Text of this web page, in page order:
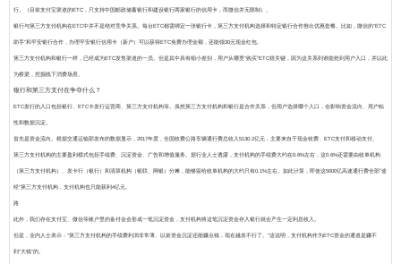
行。（目前支付宝渠道的ETC，只支持中国邮政储蓄银行和建设银行两家银行的信用卡，而微信并无限制）。
银行与第三方支付机构在ETC中并不是绝对竞争关系。 每台ETC都需绑定一张银行卡，第三方支付机构选择和特定银行合作推出优惠套餐。比如，微信的“ETC
助手”和平安银行合作，办理平安银行信用卡（新户）可以获得ETC免费办理金额，还能领30元现金红包。
第三方支付机构和银行一样，已经成为ETC发售渠道的一员。 但是其中具有细小差别，用户从哪里“购买”ETC很关键，因为这关系到谁能抢到用户入口，并以此
为桥梁，挖掘线下消费场景。
银行和第三方支付在争夺什么？
ETC发行的入口包括银行、ETC卡发行运营商、第三方支付机构等。虽然第三方支付机构和银行是合作关系， 但用户选择哪个入口，会影响资金流向、用户粘
性和数据沉淀。
首先是资金流向。 根据交通运输部发布的数据显示，2017年度，全国收费公路车辆通行费总收入5130.2亿元，主要来自于现金收费、ETC支付和移动支付。
第三方支付机构的主要盈利模式包括手续费、沉淀资金、广告和增值服务。据行业人士透露，支付机构的手续费大约在0.6%左右，这0.6%还需要由收单机构
（第三方支付机构）、发卡行（银行）和清算机构（银联、网银）分摊，能够留给收单机构的大约只有0.1%左右。如此计算，即使这5000亿高速通行费全部“途
经”第三方支付机构，支付机构也只能获利4亿元。
路
此外，我们存在支付宝、微信等账户里的备付金会形成一笔沉淀资金，支付机构将这笔沉淀资金存入银行就会产生一定利息收入。
但是，业内人士表示：“第三方支付机构的手续费利润非常薄、以前资金沉淀还能赚点钱，现在越发不行了。”这说明，支付机构作为ETC资金的通道是赚不
到“大钱”的。